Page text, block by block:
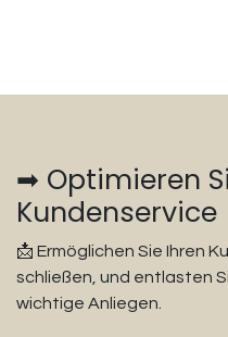
➡ Optimieren
Kundenservice
📩 Ermöglichen Sie Ihren
schließen, und entlasten
wichtige Anliegen.